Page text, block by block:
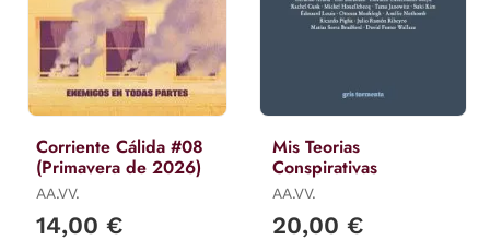
Corriente Cálida #08
(Primavera de 2026)
AA.VV.
14,00 €
Mis Teorias
Conspirativas
AA.VV.
20,00 €